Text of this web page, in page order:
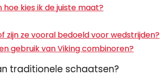
kies ik de juiste maat?
zijn ze vooral bedoeld voor wedstrijden?
gebruik van Viking combinoren?
traditionele schaatsen?